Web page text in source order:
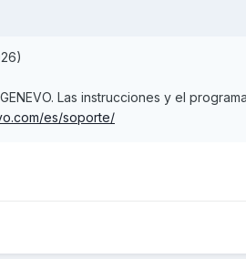
Las instrucciones y el
es/soporte/